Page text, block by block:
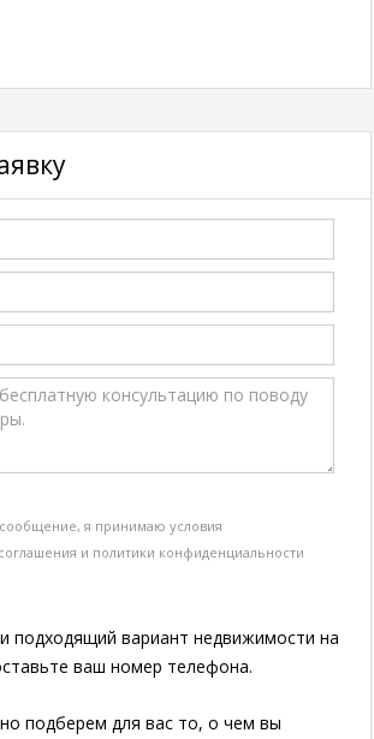
сообщение, я принимаю условия
и политики конфиденциальности
подходящий вариант недвижимости на
ваш номер телефона.
подберем для вас то, о чем вы